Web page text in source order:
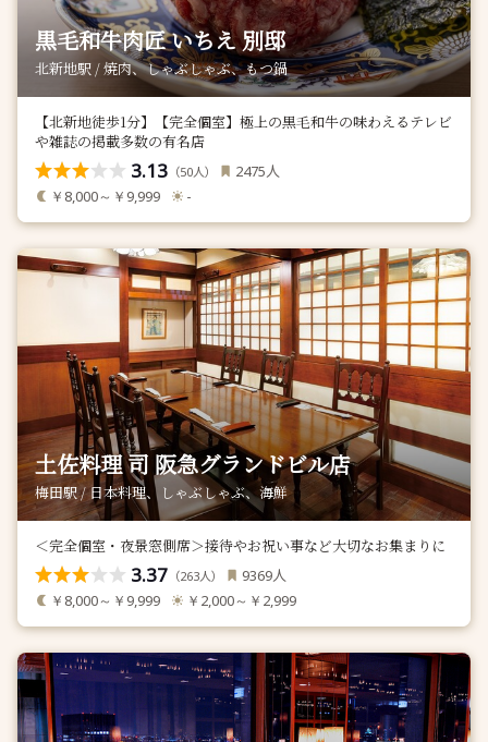
黒毛和牛肉匠 いちえ 別邸
北新地駅 / 焼肉、しゃぶしゃぶ、もつ鍋
【北新地徒歩1分】【完全個室】極上の黒毛和牛の味わえるテレビ
や雑誌の掲載多数の有名店
3.13 （50人） 2475人
￥8,000～￥9,999 -
土佐料理 司 阪急グランドビル店
梅田駅 / 日本料理、しゃぶしゃぶ、海鮮
＜完全個室・夜景窓側席＞接待やお祝い事など大切なお集まりに
3.37 （263人） 9369人
￥8,000～￥9,999 ￥2,000～￥2,999